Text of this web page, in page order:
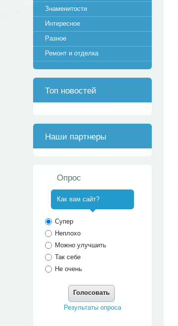
Знаменитости
Интересное
Разное
Ремонт и отделка
Топ новостей
Наши партнеры
Опрос
Как вам сайт?
Супер
Неплохо
Можно улучшить
Так себе
Не очень
Голосовать
Результаты опроса